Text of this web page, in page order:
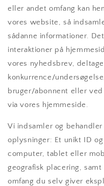
eller andet omfang kan
vores website, så
sådanne informationer.
interaktioner på
vores nyhedsbrev,
konkurrence/
bruger/abonnent eller
via vores hjemmeside.
Vi indsamler og
oplysninger: Et unikt ID
computer, tablet eller
geografisk placering,
omfang du selv giver